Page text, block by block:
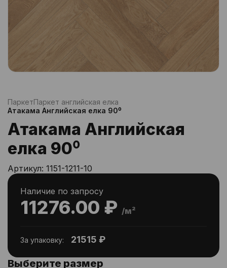
ПаркетПаркет английская елка
Атакама Английская елка 90⁰
Атакама Английская
елка 90⁰
Артикул: 1151-1211-10
11276.00 ₽ /м²
Наличие по запросу
За упаковку: 21515 ₽
Выберите размер